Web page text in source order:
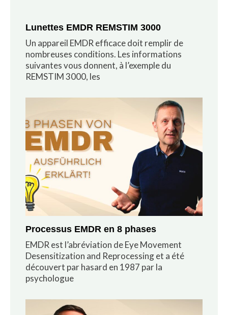
Lunettes EMDR REMSTIM 3000
Un appareil EMDR efficace doit remplir de
nombreuses conditions. Les informations
suivantes vous donnent, à l’exemple du
REMSTIM 3000, les
Processus EMDR en 8 phases
EMDR est l’abréviation de Eye Movement
Desensitization and Reprocessing et a été
découvert par hasard en 1987 par la
psychologue